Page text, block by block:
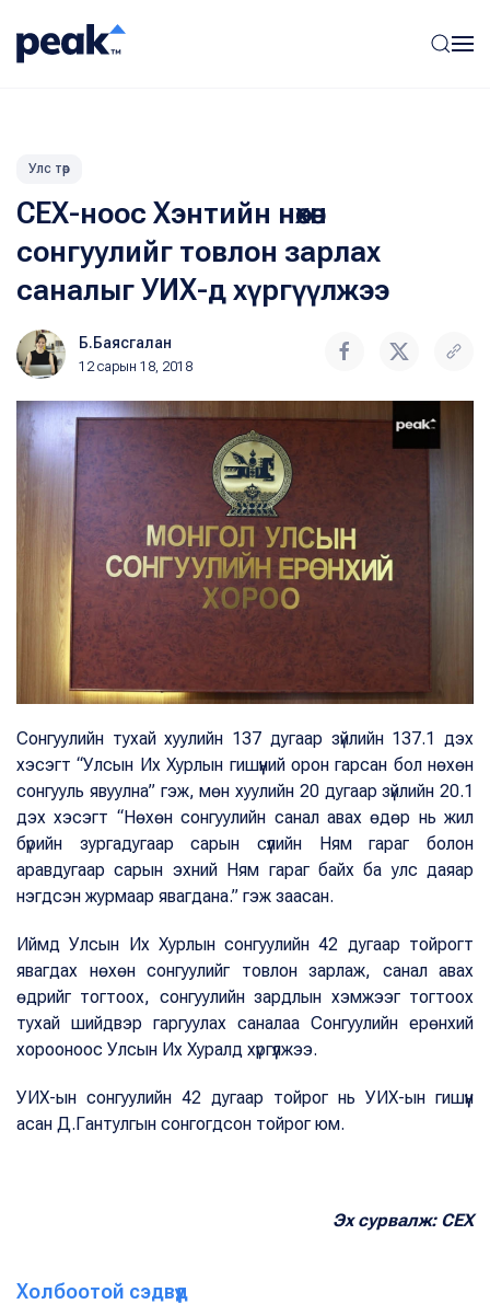
Улс төр
СЕХ-ноос Хэнтийн нөхөн
сонгуулийг товлон зарлах
саналыг УИХ-д хүргүүлжээ
Б.Баясгалан
12 сарын 18, 2018
Сонгуулийн тухай хуулийн 137 дугаар зүйлийн 137.1 дэх
хэсэгт “Улсын Их Хурлын гишүүний орон гарсан бол нөхөн
сонгууль явуулна” гэж, мөн хуулийн 20 дугаар зүйлийн 20.1
дэх хэсэгт “Нөхөн сонгуулийн санал авах өдөр нь жил
бүрийн зургадугаар сарын сүүлийн Ням гараг болон
аравдугаар сарын эхний Ням гараг байх ба улс даяар
нэгдсэн журмаар явагдана.” гэж заасан.
Иймд Улсын Их Хурлын сонгуулийн 42 дугаар тойрогт
явагдах нөхөн сонгуулийг товлон зарлаж, санал авах
өдрийг тогтоох, сонгуулийн зардлын хэмжээг тогтоох
тухай шийдвэр гаргуулах саналаа Сонгуулийн ерөнхий
хорооноос Улсын Их Хуралд хүргүүлжээ.
УИХ-ын сонгуулийн 42 дугаар тойрог нь УИХ-ын гишүүн
асан Д.Гантулгын сонгогдсон тойрог юм.
Эх сурвалж: СЕХ
Холбоотой сэдвүүд